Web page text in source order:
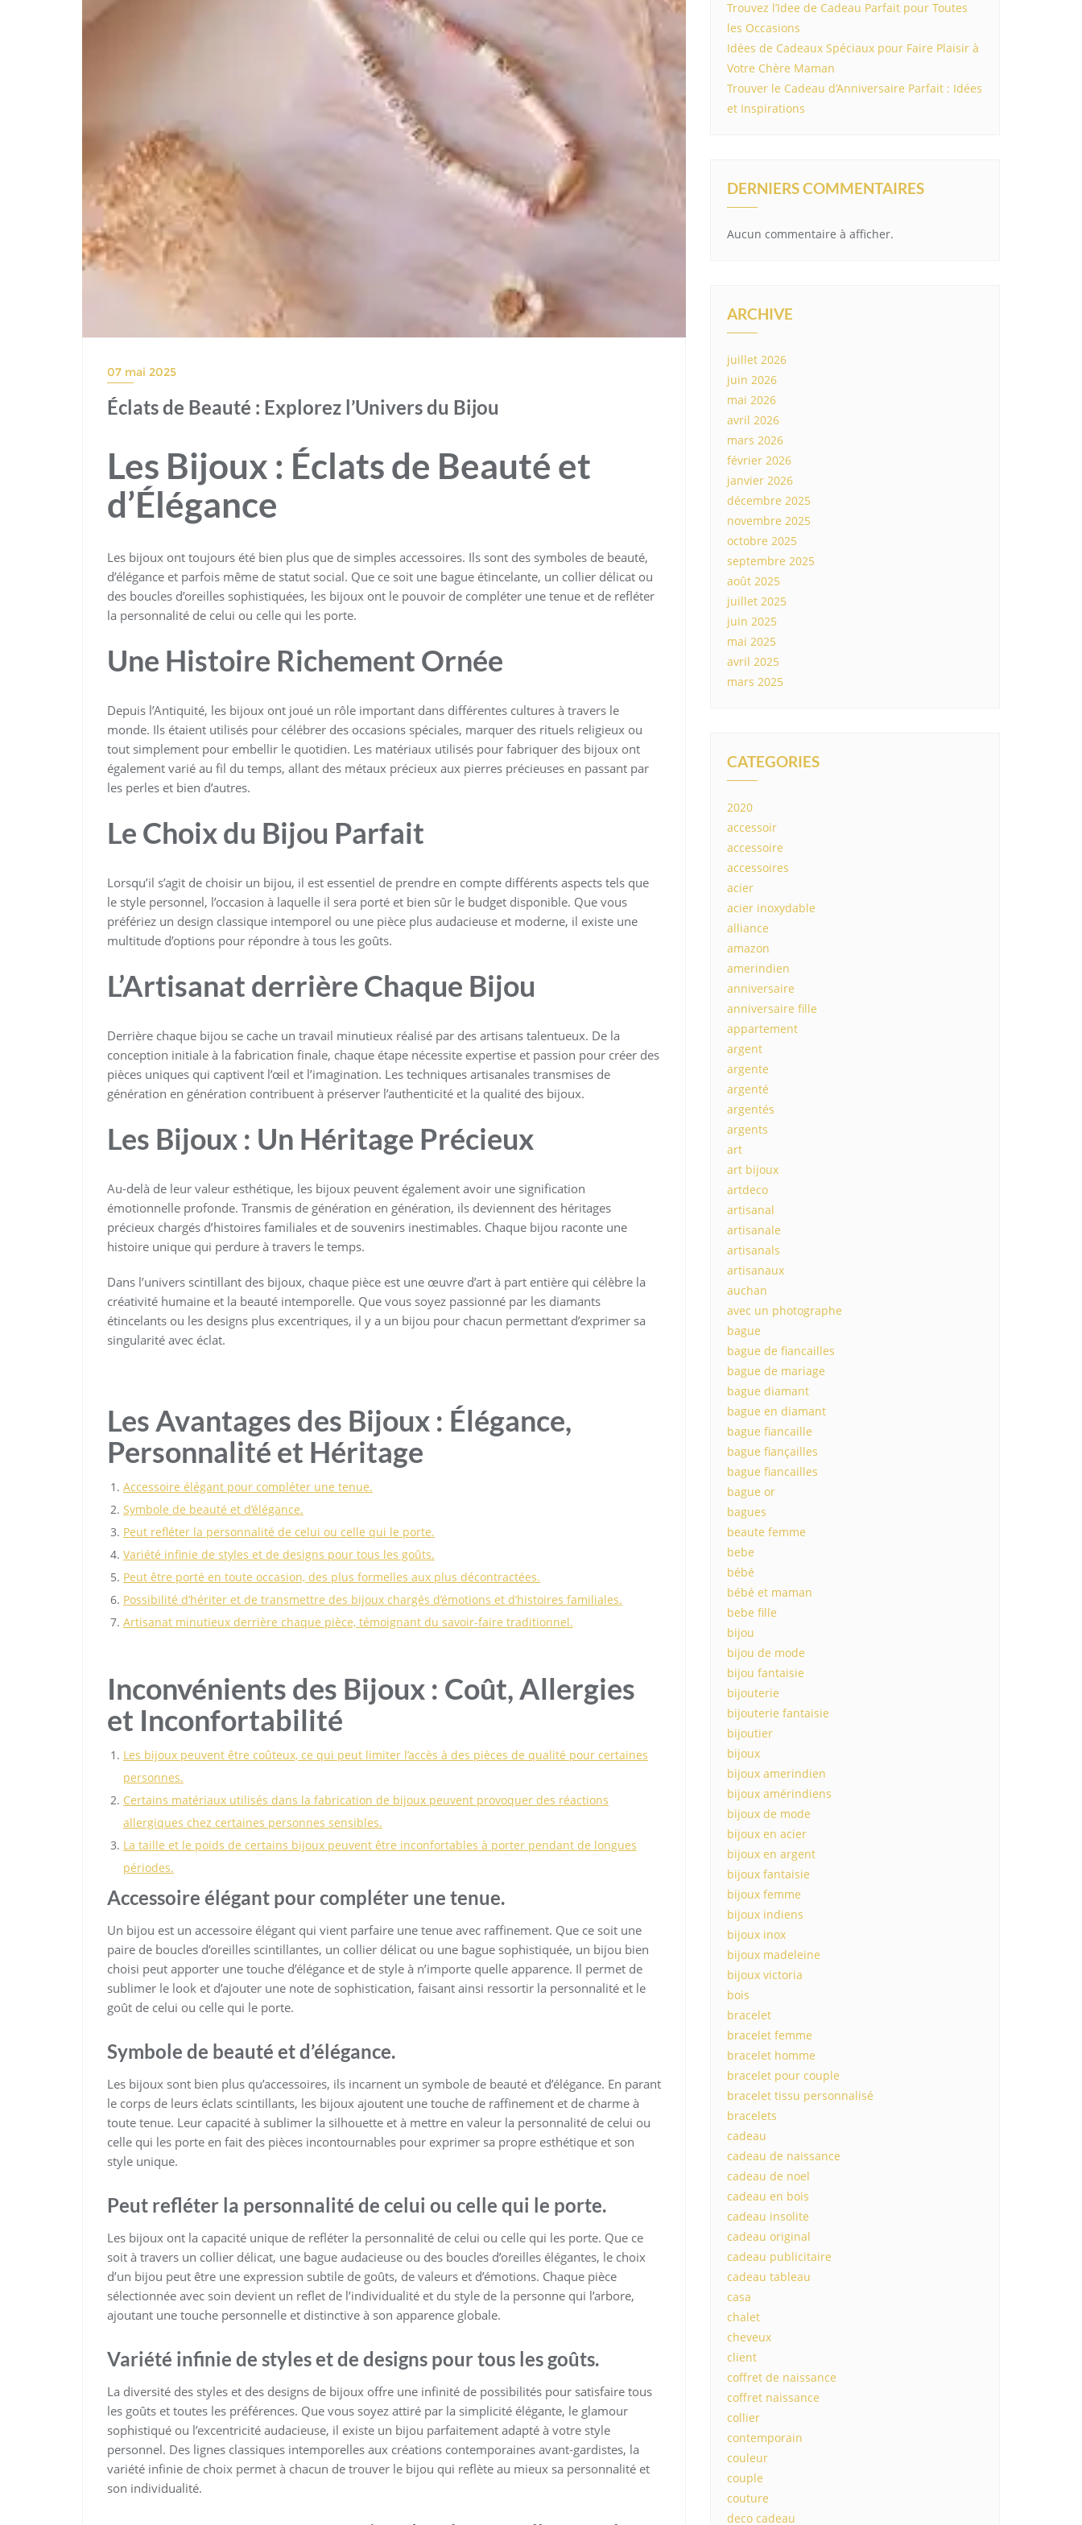
07 mai 2025
Éclats de Beauté : Explorez l’Univers du Bijou
Les Bijoux : Éclats de Beauté et
d’Élégance
Les bijoux ont toujours été bien plus que de simples accessoires. Ils sont des symboles de beauté,
d’élégance et parfois même de statut social. Que ce soit une bague étincelante, un collier délicat ou
des boucles d’oreilles sophistiquées, les bijoux ont le pouvoir de compléter une tenue et de refléter
la personnalité de celui ou celle qui les porte.
Une Histoire Richement Ornée
Depuis l’Antiquité, les bijoux ont joué un rôle important dans différentes cultures à travers le
monde. Ils étaient utilisés pour célébrer des occasions spéciales, marquer des rituels religieux ou
tout simplement pour embellir le quotidien. Les matériaux utilisés pour fabriquer des bijoux ont
également varié au fil du temps, allant des métaux précieux aux pierres précieuses en passant par
les perles et bien d’autres.
Le Choix du Bijou Parfait
Lorsqu’il s’agit de choisir un bijou, il est essentiel de prendre en compte différents aspects tels que
le style personnel, l’occasion à laquelle il sera porté et bien sûr le budget disponible. Que vous
préfériez un design classique intemporel ou une pièce plus audacieuse et moderne, il existe une
multitude d’options pour répondre à tous les goûts.
L’Artisanat derrière Chaque Bijou
Derrière chaque bijou se cache un travail minutieux réalisé par des artisans talentueux. De la
conception initiale à la fabrication finale, chaque étape nécessite expertise et passion pour créer des
pièces uniques qui captivent l’œil et l’imagination. Les techniques artisanales transmises de
génération en génération contribuent à préserver l’authenticité et la qualité des bijoux.
Les Bijoux : Un Héritage Précieux
Au-delà de leur valeur esthétique, les bijoux peuvent également avoir une signification
émotionnelle profonde. Transmis de génération en génération, ils deviennent des héritages
précieux chargés d’histoires familiales et de souvenirs inestimables. Chaque bijou raconte une
histoire unique qui perdure à travers le temps.
Dans l’univers scintillant des bijoux, chaque pièce est une œuvre d’art à part entière qui célèbre la
créativité humaine et la beauté intemporelle. Que vous soyez passionné par les diamants
étincelants ou les designs plus excentriques, il y a un bijou pour chacun permettant d’exprimer sa
singularité avec éclat.
Les Avantages des Bijoux : Élégance,
Personnalité et Héritage
Accessoire élégant pour compléter une tenue.
Symbole de beauté et d’élégance.
Peut refléter la personnalité de celui ou celle qui le porte.
Variété infinie de styles et de designs pour tous les goûts.
Peut être porté en toute occasion, des plus formelles aux plus décontractées.
Possibilité d’hériter et de transmettre des bijoux chargés d’émotions et d’histoires familiales.
Artisanat minutieux derrière chaque pièce, témoignant du savoir-faire traditionnel.
Inconvénients des Bijoux : Coût, Allergies
et Inconfortabilité
Les bijoux peuvent être coûteux, ce qui peut limiter l’accès à des pièces de qualité pour certaines
personnes.
Certains matériaux utilisés dans la fabrication de bijoux peuvent provoquer des réactions
allergiques chez certaines personnes sensibles.
La taille et le poids de certains bijoux peuvent être inconfortables à porter pendant de longues
périodes.
Accessoire élégant pour compléter une tenue.
Un bijou est un accessoire élégant qui vient parfaire une tenue avec raffinement. Que ce soit une
paire de boucles d’oreilles scintillantes, un collier délicat ou une bague sophistiquée, un bijou bien
choisi peut apporter une touche d’élégance et de style à n’importe quelle apparence. Il permet de
sublimer le look et d’ajouter une note de sophistication, faisant ainsi ressortir la personnalité et le
goût de celui ou celle qui le porte.
Symbole de beauté et d’élégance.
Les bijoux sont bien plus qu’accessoires, ils incarnent un symbole de beauté et d’élégance. En parant
le corps de leurs éclats scintillants, les bijoux ajoutent une touche de raffinement et de charme à
toute tenue. Leur capacité à sublimer la silhouette et à mettre en valeur la personnalité de celui ou
celle qui les porte en fait des pièces incontournables pour exprimer sa propre esthétique et son
style unique.
Peut refléter la personnalité de celui ou celle qui le porte.
Les bijoux ont la capacité unique de refléter la personnalité de celui ou celle qui les porte. Que ce
soit à travers un collier délicat, une bague audacieuse ou des boucles d’oreilles élégantes, le choix
d’un bijou peut être une expression subtile de goûts, de valeurs et d’émotions. Chaque pièce
sélectionnée avec soin devient un reflet de l’individualité et du style de la personne qui l’arbore,
ajoutant une touche personnelle et distinctive à son apparence globale.
Variété infinie de styles et de designs pour tous les goûts.
La diversité des styles et des designs de bijoux offre une infinité de possibilités pour satisfaire tous
les goûts et toutes les préférences. Que vous soyez attiré par la simplicité élégante, le glamour
sophistiqué ou l’excentricité audacieuse, il existe un bijou parfaitement adapté à votre style
personnel. Des lignes classiques intemporelles aux créations contemporaines avant-gardistes, la
variété infinie de choix permet à chacun de trouver le bijou qui reflète au mieux sa personnalité et
son individualité.
Trouvez l’Idee de Cadeau Parfait pour Toutes
les Occasions
Idées de Cadeaux Spéciaux pour Faire Plaisir à
Votre Chère Maman
Trouver le Cadeau d’Anniversaire Parfait : Idées
et Inspirations
DERNIERS COMMENTAIRES
Aucun commentaire à afficher.
ARCHIVE
juillet 2026
juin 2026
mai 2026
avril 2026
mars 2026
février 2026
janvier 2026
décembre 2025
novembre 2025
octobre 2025
septembre 2025
août 2025
juillet 2025
juin 2025
mai 2025
avril 2025
mars 2025
CATEGORIES
2020
accessoir
accessoire
accessoires
acier
acier inoxydable
alliance
amazon
amerindien
anniversaire
anniversaire fille
appartement
argent
argente
argenté
argentés
argents
art
art bijoux
artdeco
artisanal
artisanale
artisanals
artisanaux
auchan
avec un photographe
bague
bague de fiancailles
bague de mariage
bague diamant
bague en diamant
bague fiancaille
bague fiançailles
bague fiancailles
bague or
bagues
beaute femme
bebe
bébé
bébé et maman
bebe fille
bijou
bijou de mode
bijou fantaisie
bijouterie
bijouterie fantaisie
bijoutier
bijoux
bijoux amerindien
bijoux amérindiens
bijoux de mode
bijoux en acier
bijoux en argent
bijoux fantaisie
bijoux femme
bijoux indiens
bijoux inox
bijoux madeleine
bijoux victoria
bois
bracelet
bracelet femme
bracelet homme
bracelet pour couple
bracelet tissu personnalisé
bracelets
cadeau
cadeau de naissance
cadeau de noel
cadeau en bois
cadeau insolite
cadeau original
cadeau publicitaire
cadeau tableau
casa
chalet
cheveux
client
coffret de naissance
coffret naissance
collier
contemporain
couleur
couple
couture
deco cadeau